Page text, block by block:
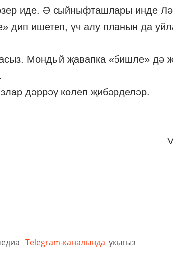
әзер иде. Ә сыйныфташлары инде
дип ишетеп, үч алу планын да
Мондый җавапка «бишле» дә
дәррәү көлеп җибәрделәр.
Telegram-каналында укыгыз